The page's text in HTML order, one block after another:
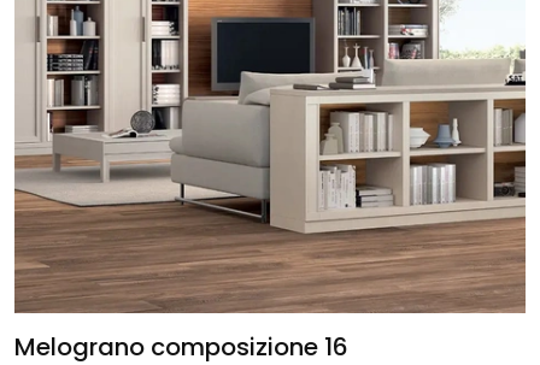
Melograno composizione 16